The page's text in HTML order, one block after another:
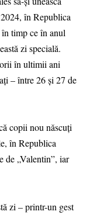
în Republica
timp ce în anul
zi specială.
în ultimii ani
– între 26 și 27 de
copii nou născuți
în Republica
de „Valentin”, iar
zi – printr-un gest